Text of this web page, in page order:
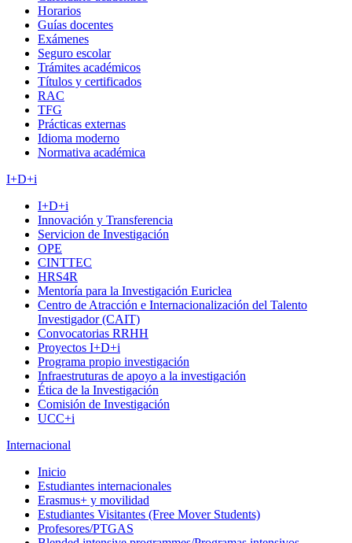
Horarios
Guías docentes
Exámenes
Seguro escolar
Trámites académicos
Títulos y certificados
RAC
TFG
Prácticas externas
Idioma moderno
Normativa académica
I+D+i
I+D+i
Innovación y Transferencia
Servicion de Investigación
OPE
CINTTEC
HRS4R
Mentoría para la Investigación Euriclea
Centro de Atracción e Internacionalización del Talento
Investigador (CAIT)
Convocatorias RRHH
Proyectos I+D+i
Programa propio investigación
Infraestruturas de apoyo a la investigación
Ética de la Investigación
Comisión de Investigación
UCC+i
Internacional
Inicio
Estudiantes internacionales
Erasmus+ y movilidad
Estudiantes Visitantes (Free Mover Students)
Profesores/PTGAS